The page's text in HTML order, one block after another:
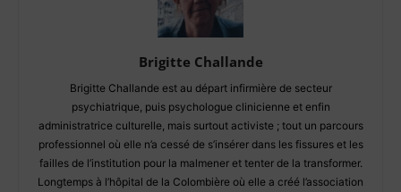
Brigitte Challande
Brigitte Challande est au départ infirmière de secteur
psychiatrique, puis psychologue clinicienne et enfin
administratrice culturelle, mais surtout activiste ; tout un parcours
professionnel où elle n’a cessé de s’insérer dans les fissures et les
failles de l’institution pour la malmener et tenter de la transformer.
Longtemps à l’hôpital de la Colombière où elle a créé l’association